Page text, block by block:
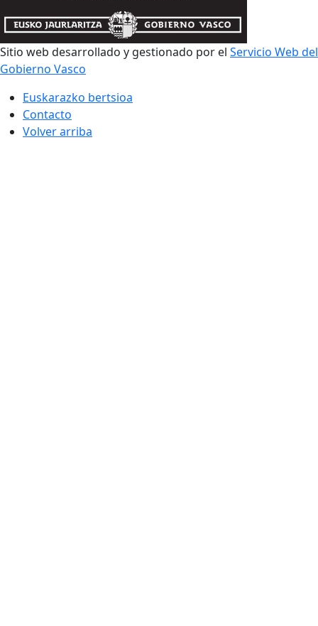
Sitio web desarrollado y gestionado por el Servicio Web del
Gobierno Vasco
Euskarazko bertsioa
Contacto
Volver arriba